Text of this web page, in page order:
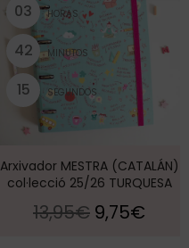
03 HORAS
42 MINUTOS
14 SEGUNDOS
Arxivador MESTRA (CATALÁN)
col·lecció 25/26 TURQUESA
13,95€ 9,75€